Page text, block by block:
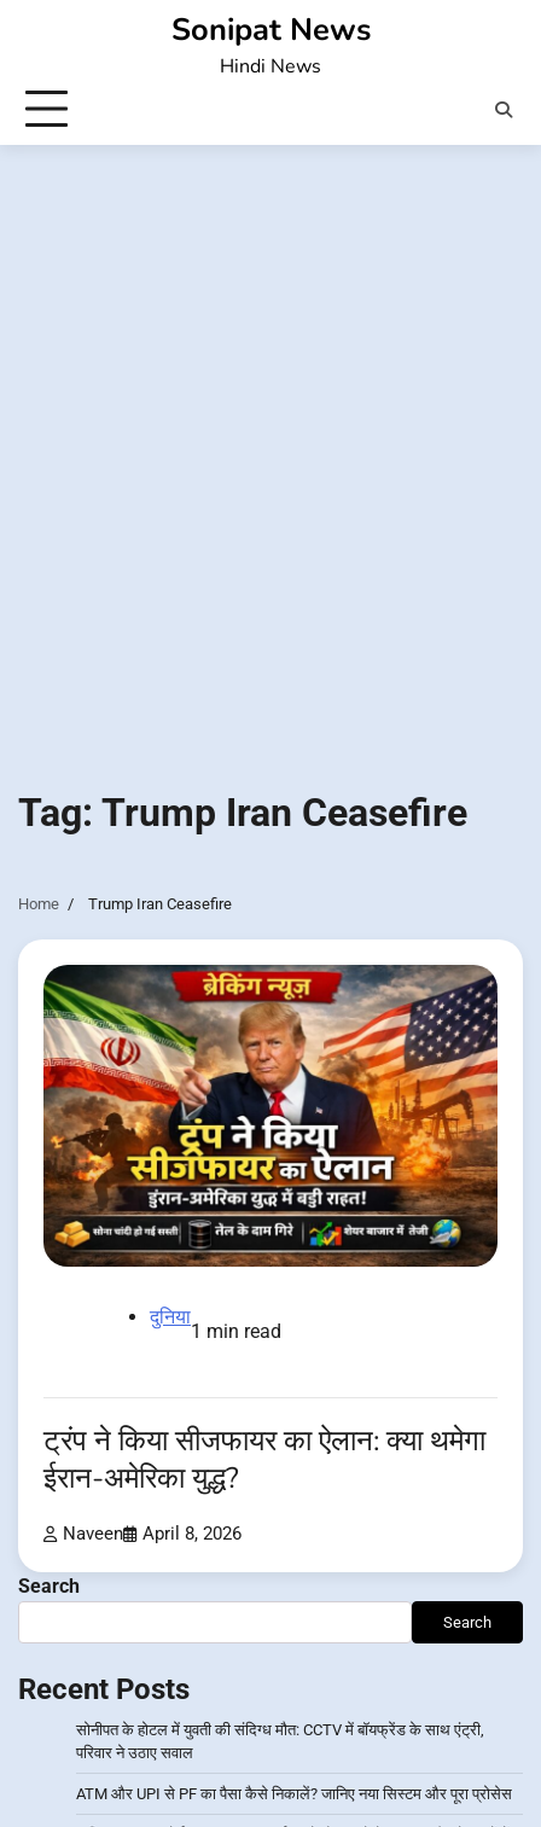
Sonipat News
Hindi News
Tag: Trump Iran Ceasefire
Home Trump Iran Ceasefire
दुनिया
1 min read
ट्रंप ने किया सीजफायर का ऐलान: क्या थमेगा
ईरान-अमेरिका युद्ध?
Naveen April 8, 2026
Search
Search
Recent Posts
सोनीपत के होटल में युवती की संदिग्ध मौत: CCTV में बॉयफ्रेंड के साथ एंट्री,
परिवार ने उठाए सवाल
ATM और UPI से PF का पैसा कैसे निकालें? जानिए नया सिस्टम और पूरा प्रोसेस